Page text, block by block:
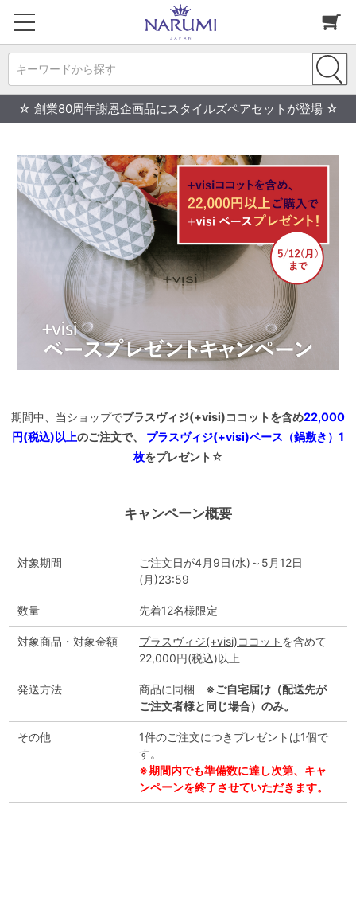
キーワードから探す
☆ 創業80周年謝恩企画品にスタイルズペアセットが登場 ☆
期間中、当ショップでプラスヴィジ(+visi)ココットを含め22,000
円(税込)以上のご注文で、
プラスヴィジ(+visi)ベース（鍋敷き）1
枚をプレゼント☆
キャンペーン概要
対象期間
ご注文日が4月9日(水)～5月12日
(月)23:59
数量 先着12名様限定
対象商品・対象金額 プラスヴィジ(+visi)ココット を含めて
22,000円(税込)以上
発送方法 商品に同梱 ※ご自宅届け（配送先が
ご注文者様と同じ場合）のみ。
その他
1件のご注文につきプレゼントは1個で
す。
※期間内でも準備数に達し次第、キャ
ンペーンを終了させていただきます。